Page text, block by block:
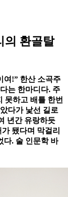
의 환골탈
여!” 한산 소곡주
는 한마디다. 주
못하고 배틀 한번
다가 낯선 길로
년간 유랑하듯
됐다며 막걸리
다. 술 인문학 바